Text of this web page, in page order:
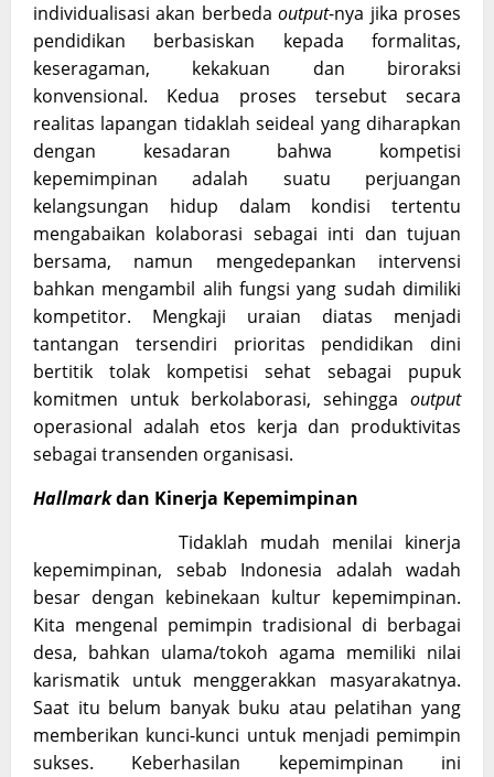
individualisasi akan berbedaoutput-nya jika proses
pendidikan berbasiskan kepada formalitas,
keseragaman, kekakuan dan biroraksi
konvensional. Kedua proses tersebut secara
realitas lapangan tidaklah seideal yang diharapkan
dengan kesadaran bahwa kompetisi
kepemimpinan adalah suatu perjuangan
kelangsungan hidup dalam kondisi tertentu
mengabaikan kolaborasi sebagai inti dan tujuan
bersama, namun mengedepankan intervensi
bahkan mengambil alih fungsi yang sudah dimiliki
kompetitor. Mengkaji uraian diatas menjadi
tantangan tersendiri prioritas pendidikan dini
bertitik tolak kompetisi sehat sebagai pupuk
komitmen untuk berkolaborasi, sehingga output
operasional adalah etos kerja dan produktivitas
sebagai transenden organisasi.
Hallmarkdan Kinerja Kepemimpinan
Tidaklah mudah menilai kinerja
kepemimpinan, sebab Indonesia adalah wadah
besar dengan kebinekaan kultur kepemimpinan.
Kita mengenal pemimpin tradisional di berbagai
desa, bahkan ulama/tokoh agama memiliki nilai
karismatik untuk menggerakkan masyarakatnya.
Saat itu belum banyak buku atau pelatihan yang
memberikan kunci-kunci untuk menjadi pemimpin
sukses. Keberhasilan kepemimpinan ini